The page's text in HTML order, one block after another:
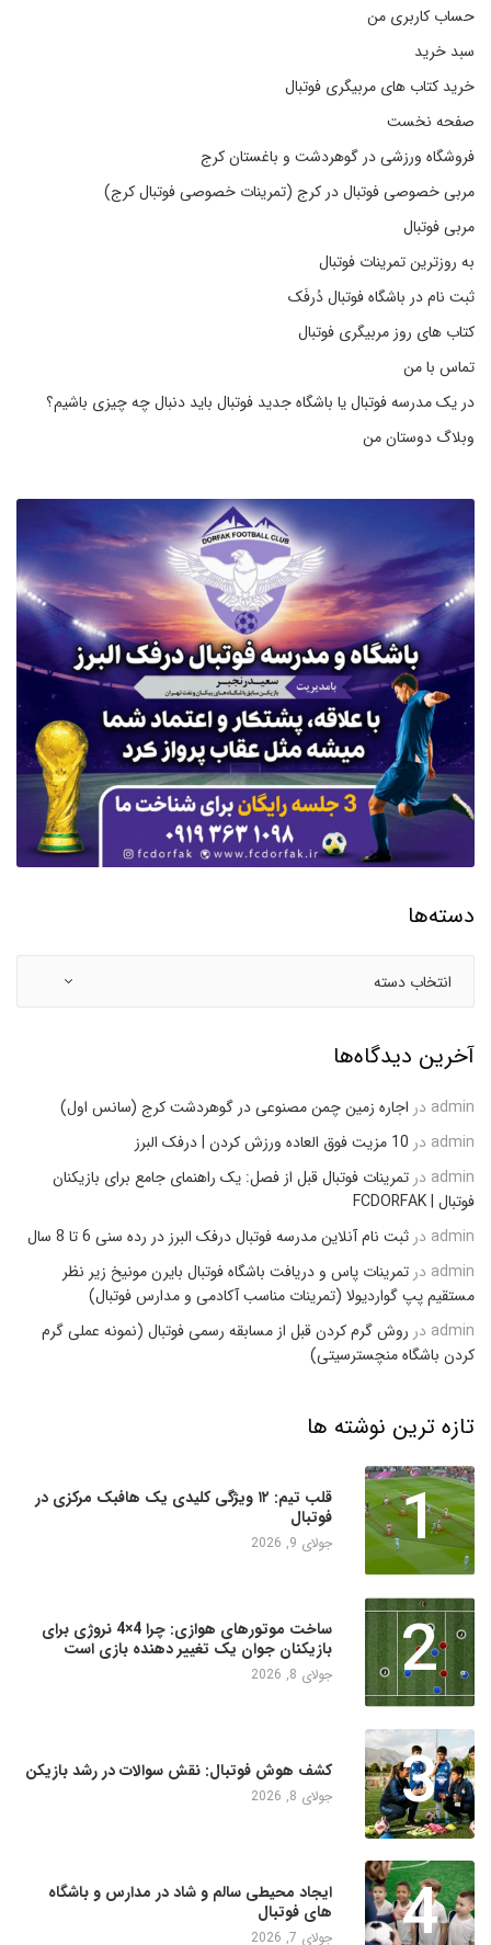
حساب کاربری من
سبد خرید
خرید کتاب های مربیگری فوتبال
صفحه نخست
فروشگاه ورزشی در گوهردشت و باغستان کرج
مربی خصوصی فوتبال در کرج (تمرینات خصوصی فوتبال کرج)
مربی فوتبال
به روزترین تمرینات فوتبال
ثبت نام در باشگاه فوتبال دُرفَک
کتاب های روز مربیگری فوتبال
تماس با من
در یک مدرسه فوتبال یا باشگاه جدید فوتبال باید دنبال چه چیزی باشیم؟
وبلاگ دوستان من
دسته‌ها
آخرین دیدگاه‌ها
admin در اجاره زمین چمن مصنوعی در گوهردشت کرج (سانس اول)
admin در 10 مزیت فوق العاده ورزش کردن | درفک البرز
admin در تمرینات فوتبال قبل از فصل: یک راهنمای جامع برای بازیکنان
فوتبال | FCDORFAK
admin در ثبت نام آنلاین مدرسه فوتبال درفک البرز در رده سنی 6 تا 8 سال
admin در تمرینات پاس و دریافت باشگاه فوتبال بایرن مونیخ زیر نظر
مستقیم پپ گواردیولا (تمرینات مناسب آکادمی و مدارس فوتبال)
admin در روش گرم کردن قبل از مسابقه رسمی فوتبال (نمونه عملی گرم
کردن باشگاه منچسترسیتی)
تازه ترین نوشته ها
1
قلب تیم: ۱۲ ویژگی کلیدی یک هافبک مرکزی در
فوتبال
جولای 9, 2026
2
ساخت موتورهای هوازی: چرا 4×4 نروژی برای
بازیکنان جوان یک تغییر دهنده بازی است
جولای 8, 2026
3 کشف هوش فوتبال: نقش سوالات در رشد بازیکن
جولای 8, 2026
4
ایجاد محیطی سالم و شاد در مدارس و باشگاه
های فوتبال
جولای 7, 2026